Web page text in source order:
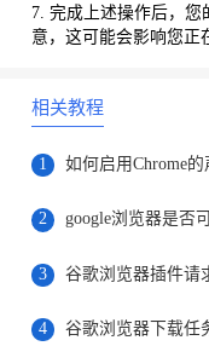
7. 完成上述操作后，您
意，这可能会影响您正
相关教程
1 如何启用Chrome
2
3
4 谷歌浏览器下载任